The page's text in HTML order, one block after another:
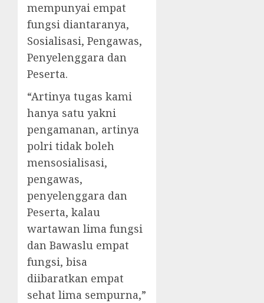
mempunyai empat
fungsi diantaranya,
Sosialisasi, Pengawas,
Penyelenggara dan
Peserta.
“Artinya tugas kami
hanya satu yakni
pengamanan, artinya
polri tidak boleh
mensosialisasi,
pengawas,
penyelenggara dan
Peserta, kalau
wartawan lima fungsi
dan Bawaslu empat
fungsi, bisa
diibaratkan empat
sehat lima sempurna,”